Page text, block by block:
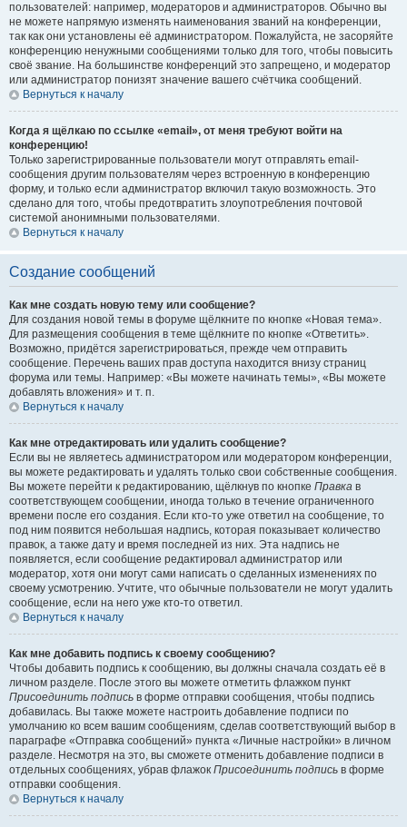
пользователей: например, модераторов и администраторов. Обычно вы
не можете напрямую изменять наименования званий на конференции,
так как они установлены её администратором. Пожалуйста, не засоряйте
конференцию ненужными сообщениями только для того, чтобы повысить
своё звание. На большинстве конференций это запрещено, и модератор
или администратор понизят значение вашего счётчика сообщений.
Вернуться к началу
Когда я щёлкаю по ссылке «email», от меня требуют войти на
конференцию!
Только зарегистрированные пользователи могут отправлять email-
сообщения другим пользователям через встроенную в конференцию
форму, и только если администратор включил такую возможность. Это
сделано для того, чтобы предотвратить злоупотребления почтовой
системой анонимными пользователями.
Вернуться к началу
Создание сообщений
Как мне создать новую тему или сообщение?
Для создания новой темы в форуме щёлкните по кнопке «Новая тема».
Для размещения сообщения в теме щёлкните по кнопке «Ответить».
Возможно, придётся зарегистрироваться, прежде чем отправить
сообщение. Перечень ваших прав доступа находится внизу страниц
форума или темы. Например: «Вы можете начинать темы», «Вы можете
добавлять вложения» и т. п.
Вернуться к началу
Как мне отредактировать или удалить сообщение?
Если вы не являетесь администратором или модератором конференции,
вы можете редактировать и удалять только свои собственные сообщения.
Вы можете перейти к редактированию, щёлкнув по кнопке Правка в
соответствующем сообщении, иногда только в течение ограниченного
времени после его создания. Если кто-то уже ответил на сообщение, то
под ним появится небольшая надпись, которая показывает количество
правок, а также дату и время последней из них. Эта надпись не
появляется, если сообщение редактировал администратор или
модератор, хотя они могут сами написать о сделанных изменениях по
своему усмотрению. Учтите, что обычные пользователи не могут удалить
сообщение, если на него уже кто-то ответил.
Вернуться к началу
Как мне добавить подпись к своему сообщению?
Чтобы добавить подпись к сообщению, вы должны сначала создать её в
личном разделе. После этого вы можете отметить флажком пункт
Присоединить подпись в форме отправки сообщения, чтобы подпись
добавилась. Вы также можете настроить добавление подписи по
умолчанию ко всем вашим сообщениям, сделав соответствующий выбор в
параграфе «Отправка сообщений» пункта «Личные настройки» в личном
разделе. Несмотря на это, вы сможете отменить добавление подписи в
отдельных сообщениях, убрав флажок Присоединить подпись в форме
отправки сообщения.
Вернуться к началу